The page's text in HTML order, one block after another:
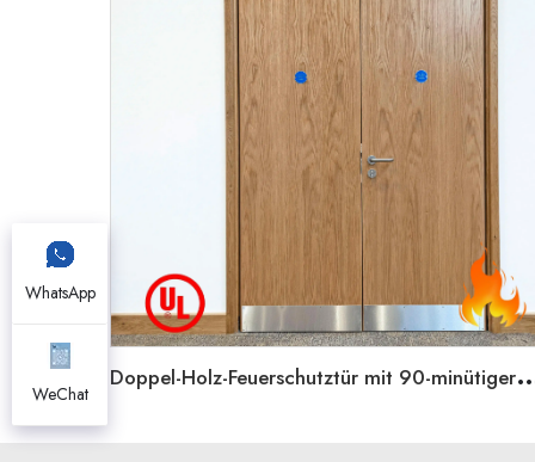
oppel-Holz-Feuerschutztür mit 90-
WhatsApp
WeChat